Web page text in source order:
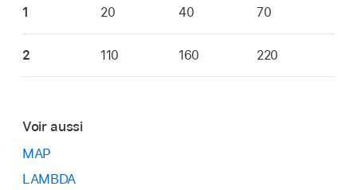
1 20 40 70
2 110 160 220
Voir aussi
MAP
LAMBDA